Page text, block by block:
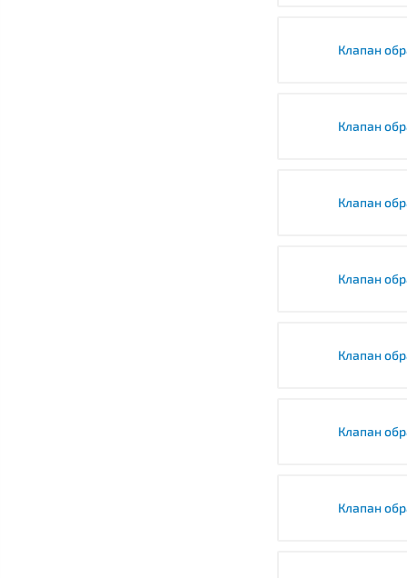
Клапан
Клапан
Клапан
Клапан
Клапан
Клапан
Клапан